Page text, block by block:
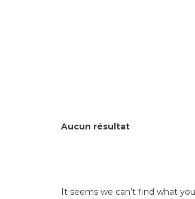
Aucun résultat
It seems we can’t find what